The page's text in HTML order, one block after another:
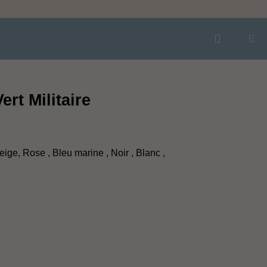
Militaire
Rose , Bleu marine , Noir , Blanc ,